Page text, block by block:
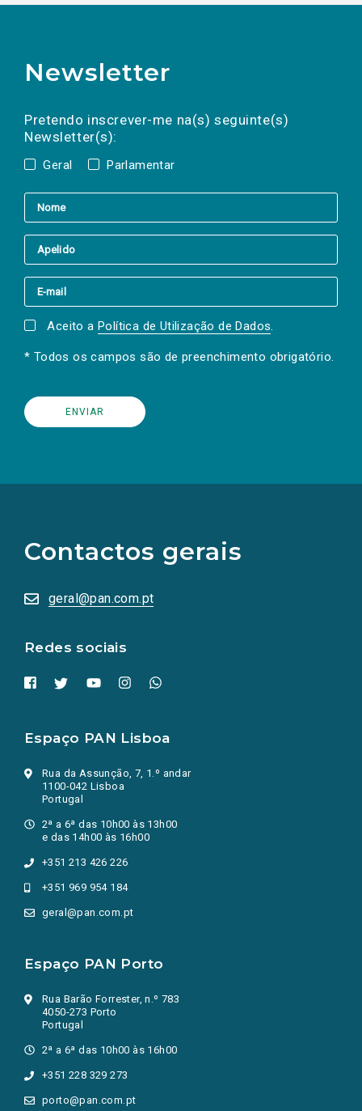
Newsletter
Pretendo inscrever-me na(s) seguinte(s)
Newsletter(s):
Geral Parlamentar
a(s) newsletter(s).
mail
Aceito a Política de Utilização de Dados.
* Todos os campos são de preenchimento obrigatório.
Contactos gerais
geral@pan.com.pt
Redes sociais
redes
sociais
numa
nova
Espaço PAN Lisboa
Rua da Assunção, 7, 1.º andar
1100-042 Lisboa
Portugal
2ª a 6ª das 10h00 às 13h00
e das 14h00 às 16h00
+351 213 426 226
+351 969 954 184
geral@pan.com.pt
Espaço PAN Porto
Rua Barão Forrester, n.º 783
4050-273 Porto
Portugal
2ª a 6ª das 10h00 às 16h00
+351 228 329 273
porto@pan.com.pt